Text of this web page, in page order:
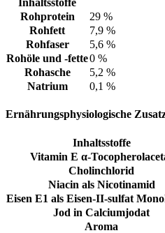
Inhaltsstoffe
Rohprotein
29 %
Rohfett
7,9 %
Rohfaser
5,6 %
Rohöle und -fette0 %
Rohasche
5,2 %
Natrium
0,1 %
Ernährungsphysiologische
Inhaltsstoffe
Vitamin E α-
Cholinchlorid
Niacin als Nicotinamid
Eisen E1 als Eisen-II-sulfat
Jod in Calciumjodat
Aroma